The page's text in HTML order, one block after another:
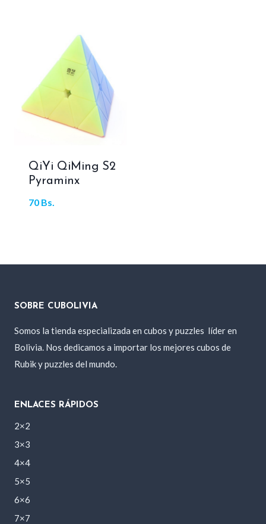
QiYi QiMing S2
Pyraminx
70 Bs.
SOBRE CUBOLIVIA
Somos la tienda especializada en cubos y puzzles líder en
Bolivia. Nos dedicamos a importar los mejores cubos de
Rubik y puzzles del mundo.
ENLACES RÁPIDOS
2×2
3×3
4×4
5×5
6×6
7×7